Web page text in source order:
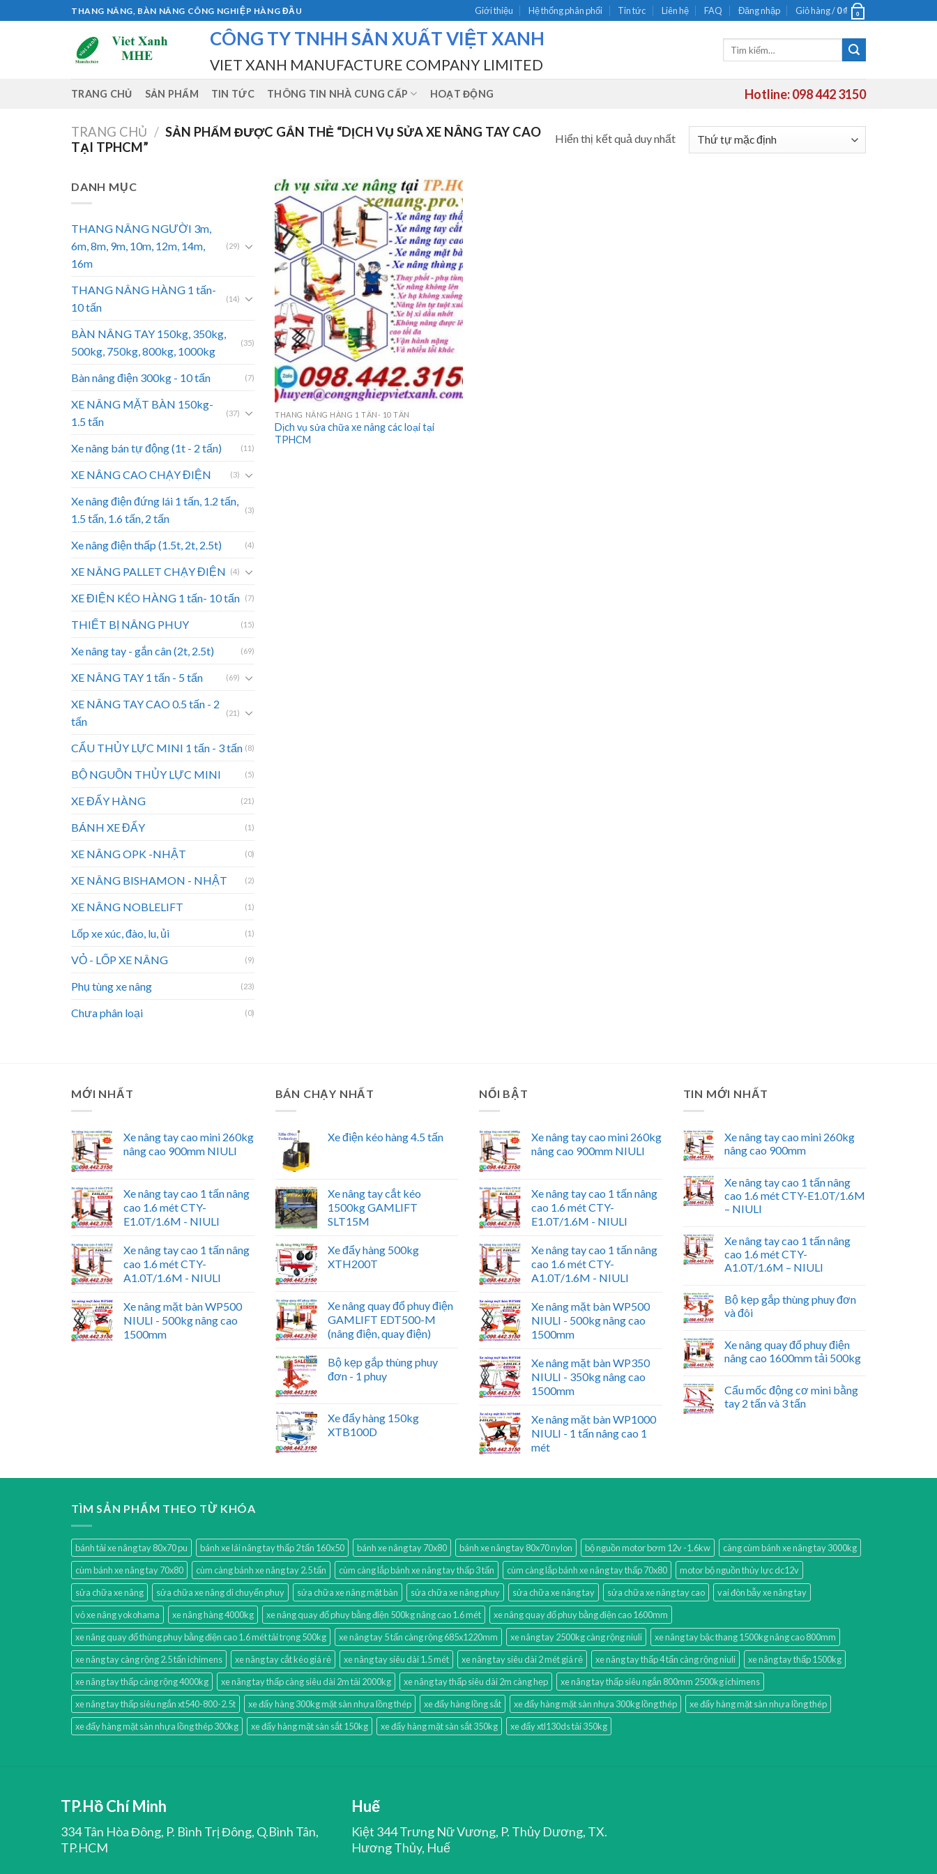
to
THANG NÂNG, BÀN NÂNG CÔNG NGHIỆP HÀNG ĐẦU Giới thiệu Hệ thống phân phối Tin tức Liên hệ FAQ Đăng nhập Giỏ hàng /0₫ 0
CÔNG TY TNHH SẢN XUẤT VIỆT XANH
VIET XANH MANUFACTURE COMPANY LIMITED
TRANG CHỦ SẢN PHẨM TIN TỨC THÔNG TIN NHÀ CUNG CẤP HOẠT ĐỘNG Hotline: 098 442 3150
TRANG CHỦ / SẢN PHẨM ĐƯỢC GẮN THẺ “DỊCH VỤ SỬA XE NÂNG TAY CAO
TẠI TPHCM”
Hiển thị kết quả duy nhất
DANH MỤC
THANG NÂNG NGƯỜI 3m,
6m, 8m, 9m, 10m, 12m, 14m,
16m
(29)
THANG NÂNG HÀNG 1 tấn-
10 tấn
(14)
BÀN NÂNG TAY 150kg, 350kg,
500kg, 750kg, 800kg, 1000kg
(35)
Bàn nâng điện 300kg - 10 tấn (7)
XE NÂNG MẶT BÀN 150kg-
1.5 tấn
(37)
Xe nâng bán tự động (1t - 2 tấn) (11)
XE NÂNG CAO CHẠY ĐIỆN (3)
Xe nâng điện đứng lái 1 tấn, 1.2 tấn,
1.5 tấn, 1.6 tấn, 2 tấn
(3)
Xe nâng điện thấp (1.5t, 2t, 2.5t) (4)
XE NÂNG PALLET CHẠY ĐIỆN (4)
XE ĐIỆN KÉO HÀNG 1 tấn- 10 tấn (7)
THIẾT BỊ NÂNG PHUY (15)
Xe nâng tay - gắn cân (2t, 2.5t) (69)
XE NÂNG TAY 1 tấn - 5 tấn (69)
XE NÂNG TAY CAO 0.5 tấn - 2
tấn
(21)
CẨU THỦY LỰC MINI 1 tấn - 3 tấn (8)
BỘ NGUỒN THỦY LỰC MINI (5)
XE ĐẨY HÀNG (21)
BÁNH XE ĐẨY (1)
XE NÂNG OPK -NHẬT (0)
XE NÂNG BISHAMON - NHẬT (2)
XE NÂNG NOBLELIFT (1)
Lốp xe xúc, đào, lu, ủi (1)
VỎ - LỐP XE NÂNG (9)
Phụ tùng xe nâng (23)
Chưa phân loại (0)
THANG NÂNG HÀNG 1 TẤN- 10 TẤN
Dịch vụ sửa chữa xe nâng các loại tại
TPHCM
MỚI NHẤT
Xe nâng tay cao mini 260kg
nâng cao 900mm NIULI
Xe nâng tay cao 1 tấn nâng
cao 1.6 mét CTY-
E1.0T/1.6M - NIULI
Xe nâng tay cao 1 tấn nâng
cao 1.6 mét CTY-
A1.0T/1.6M - NIULI
Xe nâng mặt bàn WP500
NIULI - 500kg nâng cao
1500mm
BÁN CHẠY NHẤT
Xe điện kéo hàng 4.5 tấn
Xe nâng tay cắt kéo
1500kg GAMLIFT
SLT15M
Xe đẩy hàng 500kg
XTH200T
Xe nâng quay đổ phuy điện
GAMLIFT EDT500-M
(nâng điện, quay điện)
Bộ kẹp gắp thùng phuy
đơn - 1 phuy
Xe đẩy hàng 150kg
XTB100D
NỔI BẬT
Xe nâng tay cao mini 260kg
nâng cao 900mm NIULI
Xe nâng tay cao 1 tấn nâng
cao 1.6 mét CTY-
E1.0T/1.6M - NIULI
Xe nâng tay cao 1 tấn nâng
cao 1.6 mét CTY-
A1.0T/1.6M - NIULI
Xe nâng mặt bàn WP500
NIULI - 500kg nâng cao
1500mm
Xe nâng mặt bàn WP350
NIULI - 350kg nâng cao
1500mm
Xe nâng mặt bàn WP1000
NIULI - 1 tấn nâng cao 1
mét
TIN MỚI NHẤT
Xe nâng tay cao mini 260kg
nâng cao 900mm
Xe nâng tay cao 1 tấn nâng
cao 1.6 mét CTY-E1.0T/1.6M
– NIULI
Xe nâng tay cao 1 tấn nâng
cao 1.6 mét CTY-
A1.0T/1.6M – NIULI
Bộ kẹp gắp thùng phuy đơn
và đôi
Xe nâng quay đổ phuy điện
nâng cao 1600mm tải 500kg
Cẩu mốc động cơ mini bằng
tay 2 tấn và 3 tấn
TÌM SẢN PHẨM THEO TỪ KHÓA
bánh tải xe nâng tay 80x70 pu bánh xe lái nâng tay thấp 2 tấn 160x50 bánh xe nâng tay 70x80 bánh xe nâng tay 80x70 nylon bộ nguồn motor bơm 12v -1.6kw
càng cùm bánh xe nâng tay 3000kg
cùm bánh xe nâng tay 70x80
cùm càng bánh xe nâng tay 2.5 tấn cùm càng lắp bánh xe nâng tay thấp 3 tấn cùm càng lắp bánh xe nâng tay thấp 70x80
motor bộ nguồn thủy lực dc12v
sửa chữa xe nâng
sửa chữa xe nâng di chuyển phuy sửa chữa xe nâng mặt bàn sửa chữa xe nâng phuy sửa chữa xe nâng tay sửa chữa xe nâng tay cao
vai đòn bẫy xe nâng tay
vỏ xe nâng yokohama
xe nâng hàng 4000kg xe nâng quay đổ phuy bằng điện 500kg nâng cao 1.6 mét
xe nâng quay đổ phuy bằng điện cao 1600mm
xe nâng quay đổ thùng phuy bằng điện cao 1.6 mét tải trọng 500kg
xe nâng tay 5 tấn càng rộng 685x1220mm xe nâng tay 2500kg càng rộng niuli
xe nâng tay bậc thang 1500kg nâng cao 800mm
xe nâng tay càng rộng 2.5 tấn ichimens
xe nâng tay cắt kéo giá rẻ xe nâng tay siêu dài 1.5 mét xe nâng tay siêu dài 2 mét giá rẻ xe nâng tay thấp 4 tấn càng rộng niuli
xe nâng tay thấp 1500kg
xe nâng tay thấp càng rộng 4000kg
xe nâng tay thấp càng siêu dài 2m tải 2000kg xe nâng tay thấp siêu dài 2m càng hẹp
xe nâng tay thấp siêu ngắn 800mm 2500kg ichimens
xe nâng tay thấp siêu ngắn xt540-800-2.5t
xe đẩy hàng 300kg mặt sàn nhựa lồng thép xe đẩy hàng lồng sắt xe đẩy hàng mặt sàn nhựa 300kg lồng thép
xe đẩy hàng mặt sàn nhựa lồng thép
xe đẩy hàng mặt sàn nhựa lồng thép 300kg
xe đẩy hàng mặt sàn sắt 150kg xe đẩy hàng mặt sàn sắt 350kg xe đẩy xtl130ds tải 350kg
TP.Hồ Chí Minh
334 Tân Hòa Đông, P. Bình Trị Đông, Q.Bình Tân,
TP.HCM
Huế
Kiệt 344 Trưng Nữ Vương, P. Thủy Dương, TX.
Hương Thủy, Huế